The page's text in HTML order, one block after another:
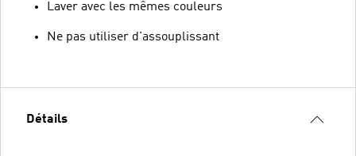
Laver avec les mêmes couleurs
Ne pas utiliser d'assouplissant
Détails